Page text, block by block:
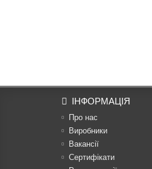
ІНФОРМАЦІЯ
Про нас
Виробники
Вакансії
Сертифікати